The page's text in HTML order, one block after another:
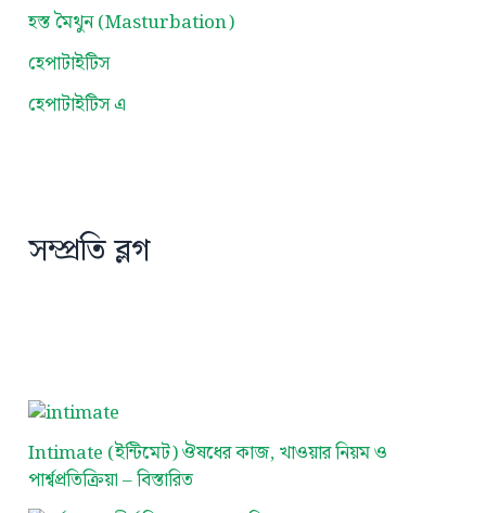
হস্ত মৈথুন (Masturbation)
হেপাটাইটিস
হেপাটাইটিস এ
সম্প্রতি ব্লগ
Intimate (ইন্টিমেট) ঔষধের কাজ, খাওয়ার নিয়ম ও
পার্শ্বপ্রতিক্রিয়া – বিস্তারিত